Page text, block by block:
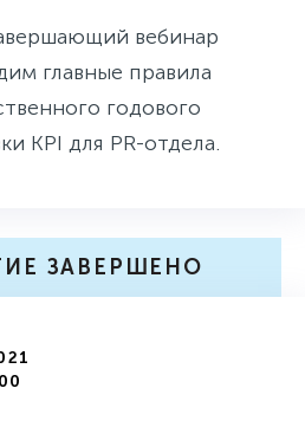
вебинар
главные правила
годового
KPI для PR-отдела.
ЗАВЕРШЕНО